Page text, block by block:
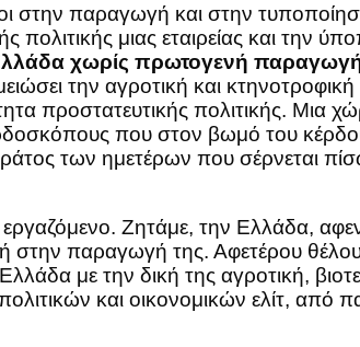
στην παραγωγή και στην
πολιτικής μιας εταιρείας και την
χωρίς πρωτογενή
την αγροτική και
προστατευτικής πολιτικής. Μια
που στον βωμό του
των ημετέρων που σέρνεται
Ζητάμε, την Ελλάδα,
στην παραγωγή της. Αφετέρου
με την δική της αγροτική,
και οικονομικών ελίτ, από